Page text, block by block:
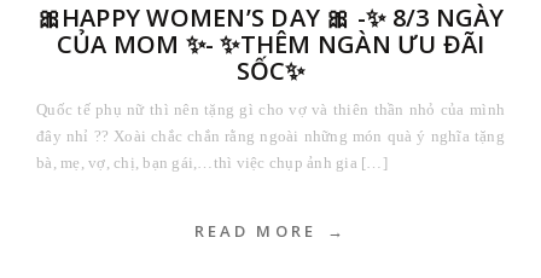
🎀HAPPY WOMEN’S DAY 🎀 -✨ 8/3 NGÀY
CỦA MOM ✨- ✨THÊM NGÀN ƯU ĐÃI
SỐC✨
Quốc tế phụ nữ thì nên tặng gì cho vợ và thiên thần nhỏ của mình
đây nhỉ ?? Xoài chắc chắn rằng ngoài những món quà ý nghĩa tặng
bà, mẹ, vợ, chị, bạn gái,…thì việc chụp ảnh gia […]
READ MORE